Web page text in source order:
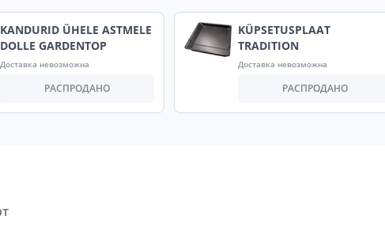
KANDURID ÜHELE ASTMELE
DOLLE GARDENTOP
Доставка невозможна
РАСПРОДАНО
KÜPSETUSPLAAT
TRADITION
Доставка невозможна
РАСПРОДАНО